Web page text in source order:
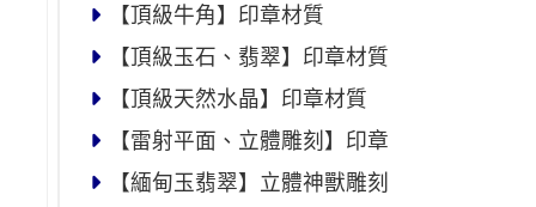
【頂級牛角】印章材質
【頂級玉石、翡翠】印章材質
【頂級天然水晶】印章材質
【雷射平面、立體雕刻】印章
【緬甸玉翡翠】立體神獸雕刻